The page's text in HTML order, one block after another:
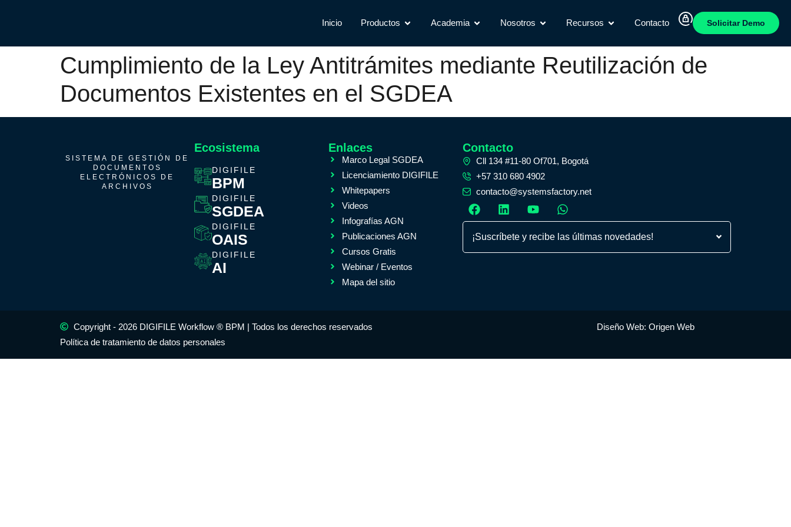
Inicio Productos Academia Nosotros Recursos Contacto Solicitar Demo
Cumplimiento de la Ley Antitrámites mediante Reutilización de
Documentos Existentes en el SGDEA
SISTEMA DE GESTIÓN DE
DOCUMENTOS
ELECTRÓNICOS DE
ARCHIVOS
Ecosistema
DIGIFILE
BPM
DIGIFILE
SGDEA
DIGIFILE
OAIS
DIGIFILE
AI
Enlaces
Marco Legal SGDEA
Licenciamiento DIGIFILE
Whitepapers
Videos
Infografías AGN
Publicaciones AGN
Cursos Gratis
Webinar / Eventos
Mapa del sitio
Contacto
Cll 134 #11-80 Of701, Bogotá
+57 310 680 4902
contacto@systemsfactory.net
¡Suscríbete y recibe las últimas novedades!
Copyright - 2026 DIGIFILE Workflow ® BPM | Todos los derechos reservados
Política de tratamiento de datos personales
Diseño Web: Origen Web